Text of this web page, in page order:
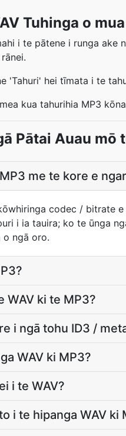
Tuhinga o
i te pātene i runga ake
rānei.
'Tahuri' hei tīmata i te
kua tahurihia MP3
Pātai Auau mō
me te kore e
codec / bitrate
i ia tauira; ko te ūnga
o ngā oro.
WAV ki te MP3?
i ngā tohu ID3 /
WAV ki MP3?
i te WAV?
i te hipanga WAV ki